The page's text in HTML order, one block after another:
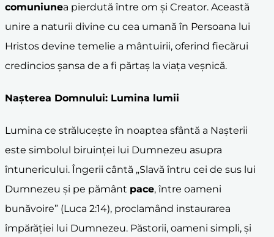
comuniunea pierdută între om și Creator. Această
unire a naturii divine cu cea umană în Persoana lui
Hristos devine temelie a mântuirii, oferind fiecărui
credincios șansa de a fi părtaș la viața veșnică.
Nașterea Domnului: Lumina lumii
Lumina ce strălucește în noaptea sfântă a Nașterii
este simbolul biruinței lui Dumnezeu asupra
întunericului. Îngerii cântă „Slavă întru cei de sus lui
Dumnezeu și pe pământ pace, între oameni
bunăvoire” (Luca 2:14), proclamând instaurarea
împărăției lui Dumnezeu. Păstorii, oameni simpli, și